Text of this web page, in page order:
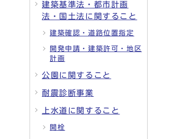
建築基準法・都市計画
法・国土法に関すること
建築確認・道路位置指定
開発申請・建築許可・地区
計画
公園に関すること
耐震診断事業
上水道に関すること
開栓